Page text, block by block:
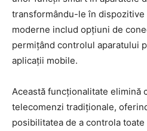
transformându-le în
moderne includ opțiuni de
permițând controlul aparatului
aplicații mobile.
Această funcționalitate elimină
telecomenzi tradiționale,
posibilitatea de a controla